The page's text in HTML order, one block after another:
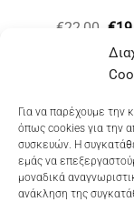
Για να παρέχουμε την
όπως cookies για την
συσκευών. Η
εμάς να
μοναδικά
ανάκληση της
€22,00 €
Dioni Hair
Dioni Hair Spa